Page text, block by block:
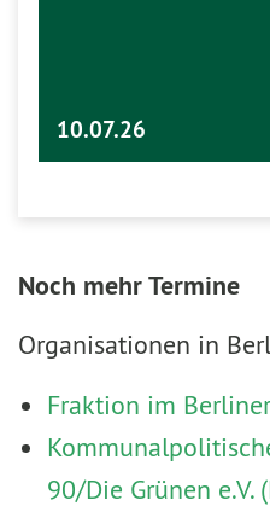
10.07.26
Noch mehr Termine
Organisationen in
Fraktion im
90/Die Grünen e.V.